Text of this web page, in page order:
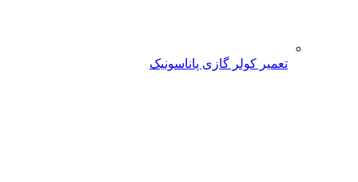
تعمیر کولر گازی پاناسونیک